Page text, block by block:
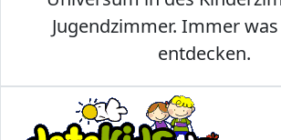
Jugendzimmer. Immer
entdecken.